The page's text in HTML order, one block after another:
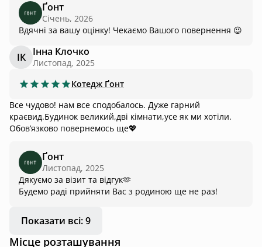
Ґонт
Січень, 2026
Вдячні за вашу оцінку! Чекаємо Вашого повернення 😉
ІК Інна Клочко
Листопад, 2025
Котедж Ґонт
Все чудово! нам все сподобалось. Дуже гарний
краєвид.Будинок великий,дві кімнати,усе як ми хотіли.
Обовʼязково повернемось ще💖
Ґонт
Листопад, 2025
Дякуємо за візит та відгук🫶
Будемо раді прийняти Вас з родиною ще не раз!
Показати всі: 9
Місце розташування